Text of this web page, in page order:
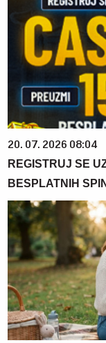
20. 07. 2026 08:04
REGISTRUJ SE
BESPLATNIH